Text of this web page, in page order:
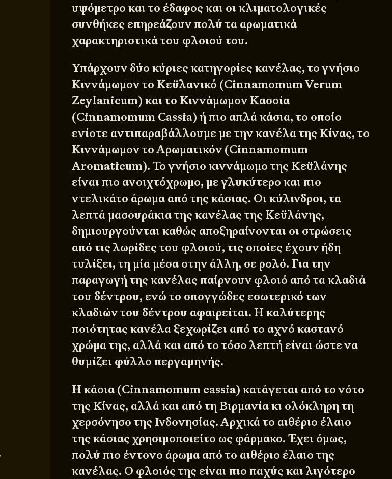
υψόμετρο και το έδαφος και οι κλιματολογικές
συνθήκες επηρεάζουν πολύ τα αρωματικά
χαρακτηριστικά του φλοιού του.
Υπάρχουν δύο κύριες κατηγορίες κανέλας, το γνήσιο
Κιννάμωμον το Κεϋλανικό (Cinnamomum Verum
Zeylanicum) και το Κιννάμωμον Κασσία
(Cinnamomum Cassia) ή πιο απλά κάσια, το οποίο
ενίοτε αντιπαραβάλλουμε με την κανέλα της Κίνας, το
Κιννάμωμον το Αρωματικόν (Cinnamomum
Aromaticum). Το γνήσιο κιννάμωμο της Κεϋλάνης
είναι πιο ανοιχτόχρωμο, με γλυκύτερο και πιο
ντελικάτο άρωμα από της κάσιας. Οι κύλινδροι, τα
λεπτά μασουράκια της κανέλας της Κεϋλάνης,
δημιουργούνται καθώς αποξηραίνονται οι στρώσεις
από τις λωρίδες του φλοιού, τις οποίες έχουν ήδη
τυλίξει, τη μία μέσα στην άλλη, σε ρολό. Για την
παραγωγή της κανέλας παίρνουν φλοιό από τα κλαδιά
του δέντρου, ενώ το σπογγώδες εσωτερικό των
κλαδιών του δέντρου αφαιρείται. Η καλύτερης
ποιότητας κανέλα ξεχωρίζει από το αχνό καστανό
χρώμα της, αλλά και από το τόσο λεπτή είναι ώστε να
θυμίζει φύλλο περγαμηνής.
Η κάσια (Cinnamomum cassia) κατάγεται από το νότο
της Κίνας, αλλά και από τη Βιρμανία κι ολόκληρη τη
χερσόνησο της Ινδονησίας. Αρχικά το αιθέριο έλαιο
της κάσιας χρησιμοποιείτο ως φάρμακο. Έχει όμως,
πολύ πιο έντονο άρωμα από το αιθέριο έλαιο της
κανέλας. Ο φλοιός της είναι πιο παχύς και λιγότερο